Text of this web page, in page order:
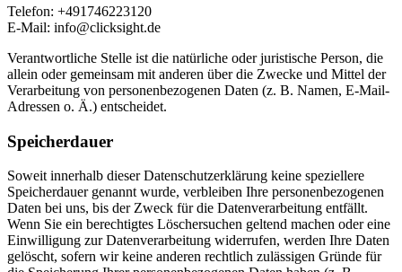
Telefon: +491746223120
E-Mail: info@clicksight.de
Verantwortliche Stelle ist die natürliche oder juristische Person, die
allein oder gemeinsam mit anderen über die Zwecke und Mittel der
Verarbeitung von personenbezogenen Daten (z. B. Namen, E-Mail-
Adressen o. Ä.) entscheidet.
Speicherdauer
Soweit innerhalb dieser Datenschutzerklärung keine speziellere
Speicherdauer genannt wurde, verbleiben Ihre personenbezogenen
Daten bei uns, bis der Zweck für die Datenverarbeitung entfällt.
Wenn Sie ein berechtigtes Löschersuchen geltend machen oder eine
Einwilligung zur Datenverarbeitung widerrufen, werden Ihre Daten
gelöscht, sofern wir keine anderen rechtlich zulässigen Gründe für